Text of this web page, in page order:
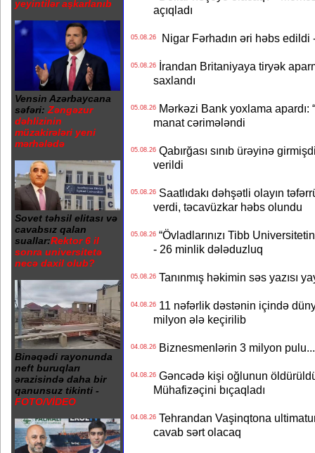
yeyintilər aşkarlanıb
Vensin Azərbaycana
səfəri: Zəngəzur
dəhlizinin
müzakirələri yeni
mərhələdə
Sovet təhsil elitası və
cavabsız qalan
suallar:Rektor 6 il
sonra universitetə
necə daxil olub?
Binəqədi rayonunda
neft buruqları
ərazisində daha bir
qanunsuz tikinti -
FOTO/VİDEO
açıqladı
05.08.26Nigar Fərhadın əri həbs edildi
05.08.26İrandan Britaniyaya tiryək
saxlandı
05.08.26Mərkəzi Bank yoxlama apardı:
manat cərimələndi
05.08.26Qabırğası sınıb ürəyinə
verildi
05.08.26Saatlıdakı dəhşətli olayın
verdi, təcavüzkar həbs olundu
05.08.26“Övladlarınızı Tibb
- 26 minlik dələduzluq
05.08.26Tanınmış həkimin səs yazısı
04.08.2611 nəfərlik dəstənin içində
milyon ələ keçirilib
04.08.26Biznesmenlərin 3 milyon
04.08.26Gəncədə kişi oğlunun
Mühafizəçini bıçaqladı
04.08.26Tehrandan Vaşinqtona
cavab sərt olacaq